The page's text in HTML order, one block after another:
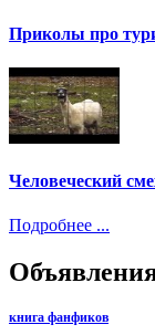
Приколы про
Человеческий
Подробнее ...
книга фанфиков